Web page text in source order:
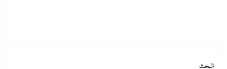
البحث